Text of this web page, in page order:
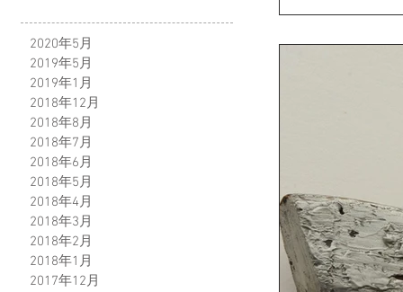
2020年5月
2019年5月
2019年1月
2018年12月
2018年8月
2018年7月
2018年6月
2018年5月
2018年4月
2018年3月
2018年2月
2018年1月
2017年12月